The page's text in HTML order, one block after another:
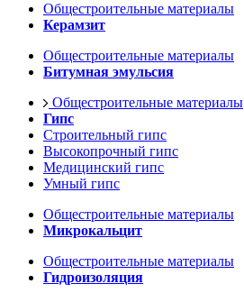
Общестроительные материалы
Керамзит
Общестроительные материалы
Битумная эмульсия
Общестроительные материалы
Гипс
Строительный гипс
Высокопрочный гипс
Медицинский гипс
Умный гипс
Общестроительные материалы
Микрокальцит
Общестроительные материалы
Гидроизоляция